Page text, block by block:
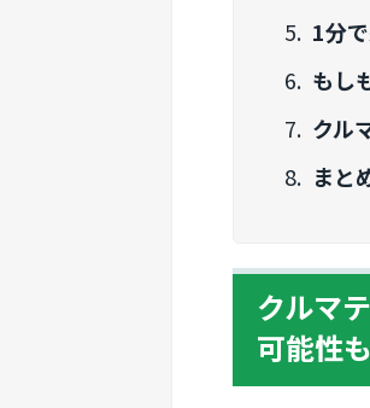
1分
もし
クル
まと
クルマ
可能性